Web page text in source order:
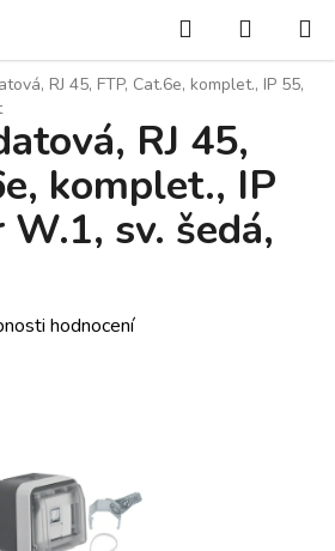
Hledat
KOŠÍK
RJ 45, FTP, Cat.6e, komplet., IP 55,
RJ 45,
komplet., IP
sv. šedá,
hodnocení